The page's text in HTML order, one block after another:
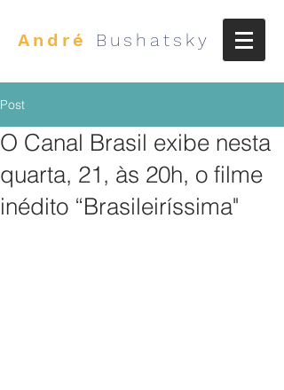
André Bushatsky
Post
O Canal Brasil exibe nesta
quarta, 21, às 20h, o filme
inédito “Brasileiríssima"